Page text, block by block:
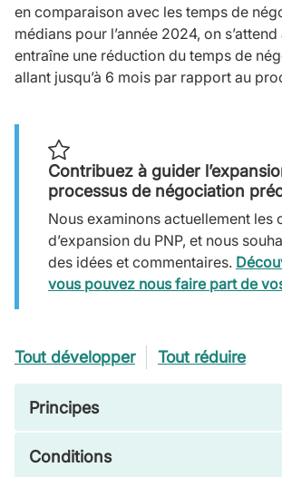
en comparaison avec les temps de
médians pour l’année 2024, on
entraîne une réduction du temps de
allant jusqu’à 6 mois par rapport au
Contribuez à guider
processus de négociation
Nous examinons actuellement les
d’expansion du PNP, et nous
des idées et commentaires.
vous pouvez nous faire part de
Tout développer Tout réduire
Principes
Conditions